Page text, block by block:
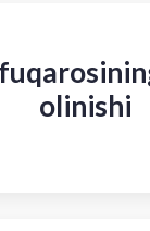
olinishi